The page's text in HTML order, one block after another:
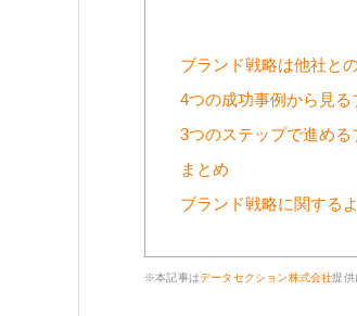
ブランド戦略は他社と
4つの成功事例から見る
3つのステップで進め
まとめ
ブランド戦略に関する
※本記事はデータセクション株式会社提供